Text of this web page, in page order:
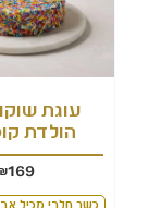
עוגת
הולדת
169